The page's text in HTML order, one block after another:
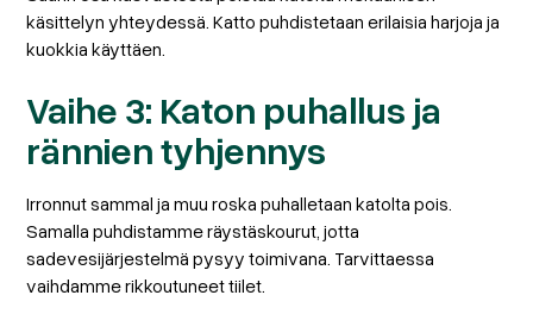
käsittelyn yhteydessä. Katto puhdistetaan erilaisia harjoja ja
kuokkia käyttäen.
Vaihe 3: Katon puhallus ja
rännien tyhjennys
Irronnut sammal ja muu roska puhalletaan katolta pois.
Samalla puhdistamme räystäskourut, jotta
sadevesijärjestelmä pysyy toimivana. Tarvittaessa
vaihdamme rikkoutuneet tiilet.